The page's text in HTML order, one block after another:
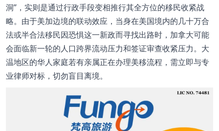
洞”，实则是通过行政手段变相推行其全方位的移民收紧战
略。由于美加边境的联动效应，当身在美国境内的几十万合
法或半合法移民因恐惧这一新政而寻找出路时，加拿大可能
会面临新一轮的人口跨界流动压力和签证审查收紧压力。大
温地区的华人家庭若有亲属正在办理美移流程，需立即与专
业律师对标，切勿盲目离境。